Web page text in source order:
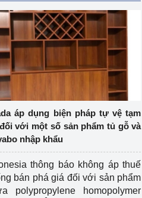
áp dụng biện pháp tự vệ tạm
với một số sản phẩm tủ gỗ và
nhập khẩu
thông báo không áp thuế
bán phá giá đối với sản phẩm
polypropylene homopolymer